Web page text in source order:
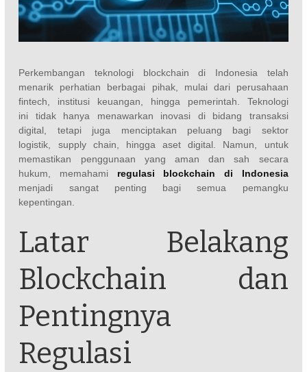
Perkembangan teknologi blockchain di Indonesia telah
menarik perhatian berbagai pihak, mulai dari perusahaan
fintech, institusi keuangan, hingga pemerintah. Teknologi
ini tidak hanya menawarkan inovasi di bidang transaksi
digital, tetapi juga menciptakan peluang bagi sektor
logistik, supply chain, hingga aset digital. Namun, untuk
memastikan penggunaan yang aman dan sah secara
hukum, memahami regulasi blockchain di Indonesia
menjadi sangat penting bagi semua pemangku
kepentingan.
Latar Belakang
Blockchain dan
Pentingnya
Regulasi